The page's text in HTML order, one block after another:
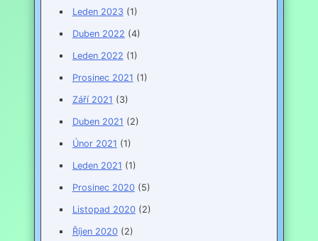
Leden 2023(1)
Duben 2022 (4)
Leden 2022 (1)
Prosinec 2021 (1)
Září 2021 (3)
Duben 2021 (2)
Únor 2021 (1)
Leden 2021 (1)
Prosinec 2020(5)
Listopad 2020(2)
Říjen 2020(2)